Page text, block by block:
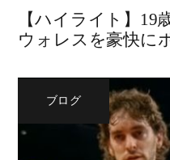
【ハイライト】19
ウォレスを豪快に
ブログ